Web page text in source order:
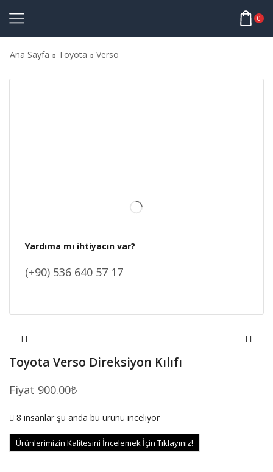
0
Ana Sayfa Toyota Verso
Yardıma mı ihtiyacın var?
(+90) 536 640 57 17
Toyota Verso Direksiyon Kılıfı
Fiyat 900.00₺
8 insanlar şu anda bu ürünü inceliyor
Ürünlerimizin Kalitesini İncelemek İçin Tıklayınız!